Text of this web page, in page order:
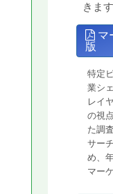
きます
マ
版
特定
業シ
レイ
の視
た調
サー
め、
マー